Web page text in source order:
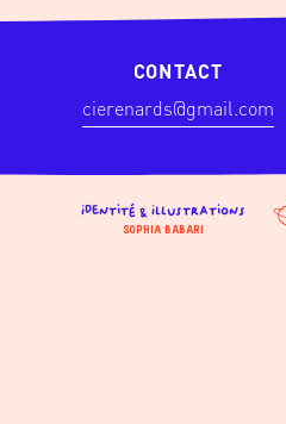
CONTACT
cierenards@gmail.com
Identité & Illustrations
Sophia Babari